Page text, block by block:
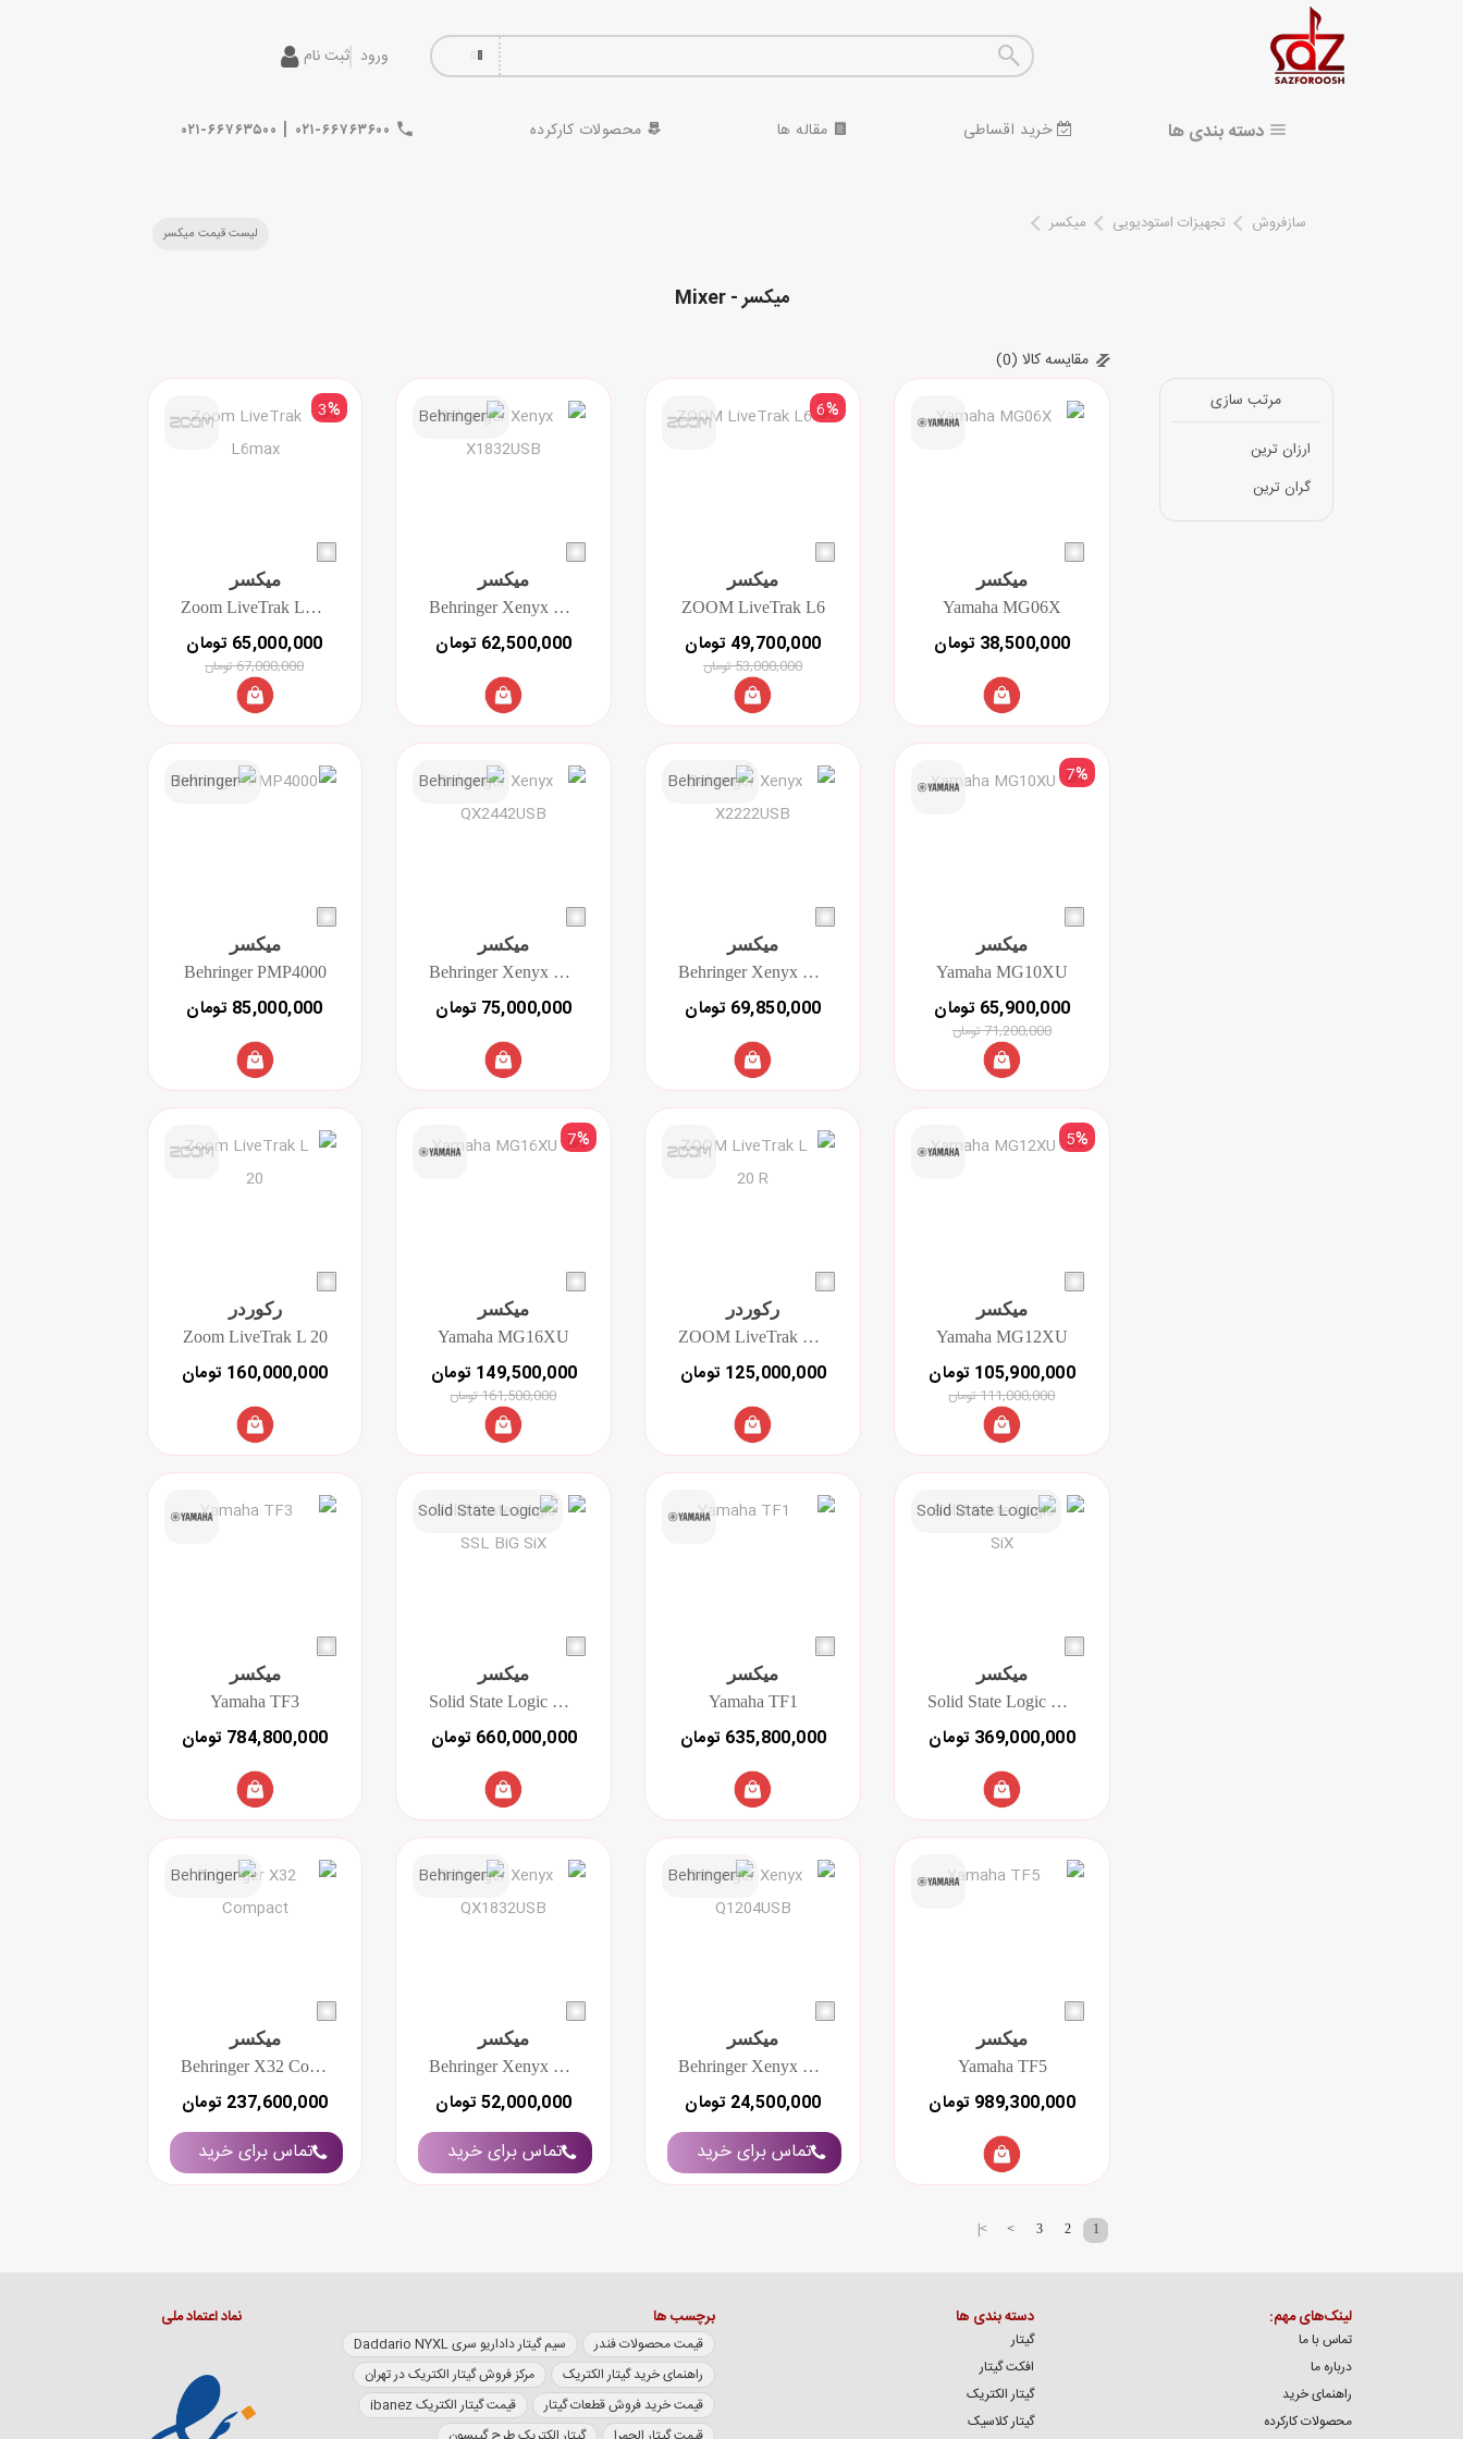
ورود ثبت نام
دسته بندی ها خرید اقساطی مقاله ها محصولات کارکرده ۰۲۱-۶۶۷۶۳۶۰۰ | ۰۲۱-۶۶۷۶۳۵۰۰
سازفروش تجهیزات استودیویی میکسر لیست قیمت میکسر
میکسر - Mixer
مرتب سازی
ارزان ترین
گران ترین
مقایسه کالا (0)
میکسر
Yamaha MG06X
38,500,000 تومان
میکسر
ZOOM LiveTrak L6
6%
49,700,000 تومان
53,000,000 تومان
میکسر
Behringer Xenyx X1832USB
62,500,000 تومان
میکسر
Zoom LiveTrak L6max
3%
65,000,000 تومان
67,000,000 تومان
میکسر
Yamaha MG10XU
7%
65,900,000 تومان
71,200,000 تومان
میکسر
Behringer Xenyx X2222USB
69,850,000 تومان
میکسر
Behringer Xenyx QX2442USB
75,000,000 تومان
میکسر
Behringer PMP4000
85,000,000 تومان
میکسر
Yamaha MG12XU
5%
105,900,000 تومان
111,000,000 تومان
رکوردر
ZOOM LiveTrak L 20 R
125,000,000 تومان
میکسر
Yamaha MG16XU
7%
149,500,000 تومان
161,500,000 تومان
رکوردر
Zoom LiveTrak L 20
160,000,000 تومان
میکسر
Solid State Logic SiX
369,000,000 تومان
میکسر
Yamaha TF1
635,800,000 تومان
میکسر
Solid State Logic SSL BiG SiX
660,000,000 تومان
میکسر
Yamaha TF3
784,800,000 تومان
میکسر
Yamaha TF5
989,300,000 تومان
میکسر
Behringer Xenyx Q1204USB
24,500,000 تومان
تماس برای خرید
میکسر
Behringer Xenyx QX1832USB
52,000,000 تومان
تماس برای خرید
میکسر
Behringer X32 Compact
237,600,000 تومان
تماس برای خرید
1
2
3
>
>|
لینک‌های مهم:
تماس با ما
درباره ما
راهنمای خرید
محصولات کارکرده
دسته بندی ها
گیتار
افکت گیتار
گیتار الکتریک
گیتار کلاسیک
برچسب ها
قیمت محصولات فندر
سیم گیتار داداریو سری Daddario NYXL
راهنمای خرید گیتار الکتریک
مرکز فروش گیتار الکتریک در تهران
قیمت خرید فروش قطعات گیتار
قیمت گیتار الکتریک ibanez
نماد اعتماد ملی